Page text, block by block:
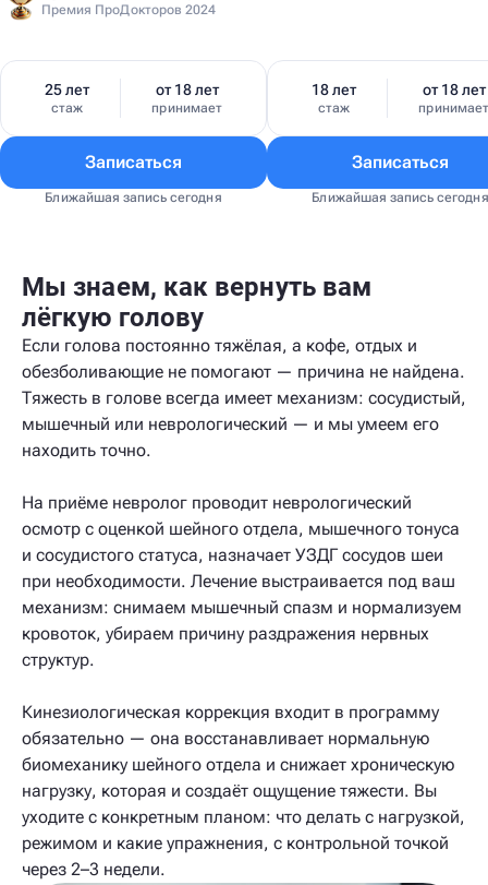
Премия ПроДокторов 2024
25 лет
стаж
от 18 лет
принимает
Записаться
Ближайшая запись сегодня
18 лет
стаж
от 18 лет
принимает
Записаться
Ближайшая запись сегодня
Мы знаем, как вернуть вам
лёгкую голову
Если голова постоянно тяжёлая, а кофе, отдых и
обезболивающие не помогают — причина не найдена.
Тяжесть в голове всегда имеет механизм: сосудистый,
мышечный или неврологический — и мы умеем его
находить точно.
На приёме невролог проводит неврологический
осмотр с оценкой шейного отдела, мышечного тонуса
и сосудистого статуса, назначает УЗДГ сосудов шеи
при необходимости. Лечение выстраивается под ваш
механизм: снимаем мышечный спазм и нормализуем
кровоток, убираем причину раздражения нервных
структур.
Кинезиологическая коррекция входит в программу
обязательно — она восстанавливает нормальную
биомеханику шейного отдела и снижает хроническую
нагрузку, которая и создаёт ощущение тяжести. Вы
уходите с конкретным планом: что делать с нагрузкой,
режимом и какие упражнения, с контрольной точкой
через 2–3 недели.